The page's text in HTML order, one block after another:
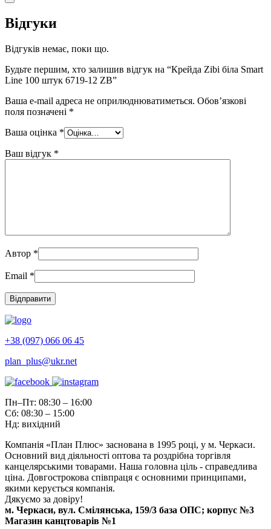
Відгуки
Відгуків немає, поки що.
Будьте першим, хто залишив відгук на “Крейда Zibi біла Smart
Line 100 штук 6719-12 ZB”
Ваша e-mail адреса не оприлюднюватиметься. Обов’язкові
поля позначені *
Ваша оцінка *
Ваш відгук *
Автор *
Email *
+38 (097) 066 06 45
plan_plus@ukr.net
Пн–Пт: 08:30 – 16:00
Сб: 08:30 – 15:00
Нд: вихідний
Компанія «План Плюс» заснована в 1995 році, у м. Черкаси.
Основний вид діяльності оптова та роздрібна торгівля
канцелярськими товарами. Наша головна ціль - справедлива
ціна. Довгострокова співпраця є основними принципами,
якими керується компанія.
Дякуємо за довіру!
м. Черкаси, вул. Смілянська, 159/3 база ОПС; корпус №3
Магазин канцтоварів №1